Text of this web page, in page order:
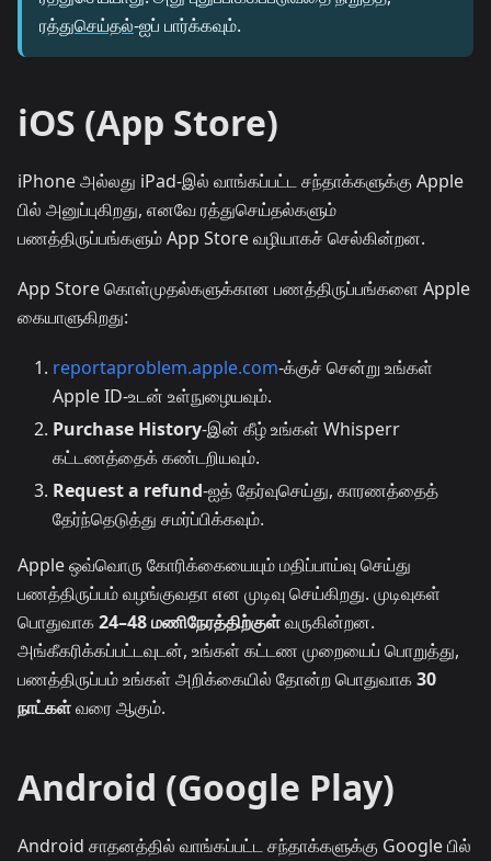
ரத்துசெய்தல்-ஐப் பார்க்கவும்.
iOS (App Store)
iPhone அல்லது iPad-இல் வாங்கப்பட்ட சந்தாக்களுக்கு Apple
பில் அனுப்புகிறது, எனவே ரத்துசெய்தல்களும்
பணத்திருப்பங்களும் App Store வழியாகச் செல்கின்றன.
App Store கொள்முதல்களுக்கான பணத்திருப்பங்களை Apple
கையாளுகிறது:
reportaproblem.apple.com-க்குச் சென்று உங்கள்
Apple ID-உடன் உள்நுழையவும்.
Purchase History-இன் கீழ் உங்கள் Whisperr
கட்டணத்தைக் கண்டறியவும்.
Request a refund-ஐத் தேர்வுசெய்து, காரணத்தைத்
தேர்ந்தெடுத்து சமர்ப்பிக்கவும்.
Apple ஒவ்வொரு கோரிக்கையையும் மதிப்பாய்வு செய்து
பணத்திருப்பம் வழங்குவதா என முடிவு செய்கிறது. முடிவுகள்
பொதுவாக24–48 மணிநேரத்திற்குள்வருகின்றன.
அங்கீகரிக்கப்பட்டவுடன், உங்கள் கட்டண முறையைப் பொறுத்து,
பணத்திருப்பம் உங்கள் அறிக்கையில் தோன்ற பொதுவாக30
நாட்கள்வரை ஆகும்.
Android (Google Play)
Android சாதனத்தில் வாங்கப்பட்ட சந்தாக்களுக்கு Google பில்